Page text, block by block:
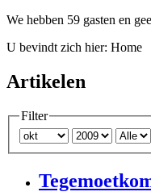
We hebben 59 gasten en
U bevindt zich hier: Home
Artikelen
Filter